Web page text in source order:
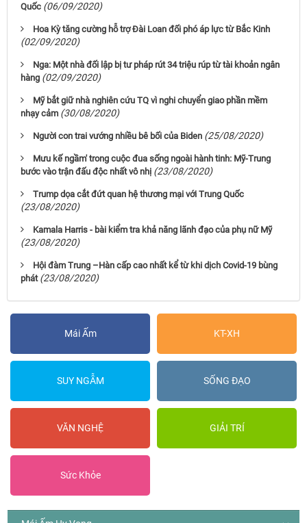
Quốc (06/09/2020)
Hoa Kỳ tăng cường hỗ trợ Đài Loan đối phó áp lực từ Bắc Kinh
(02/09/2020)
Nga: Một nhà đối lập bị tư pháp rút 34 triệu rúp từ tài khoản ngân
hàng (02/09/2020)
Mỹ bắt giữ nhà nghiên cứu TQ vì nghi chuyển giao phần mềm
nhạy cảm (30/08/2020)
Người con trai vướng nhiều bê bối của Biden (25/08/2020)
Mưu kế ngầm' trong cuộc đua sống ngoài hành tinh: Mỹ-Trung
bước vào trận đấu độc nhất vô nhị (23/08/2020)
Trump dọa cắt đứt quan hệ thương mại với Trung Quốc
(23/08/2020)
Kamala Harris - bài kiểm tra khả năng lãnh đạo của phụ nữ Mỹ
(23/08/2020)
Hội đàm Trung –Hàn cấp cao nhất kể từ khi dịch Covid-19 bùng
phát (23/08/2020)
Mái Ấm KT-XH
SUY NGẪM SỐNG ĐẠO
VĂN NGHỆ GIẢI TRÍ
Sức Khỏe